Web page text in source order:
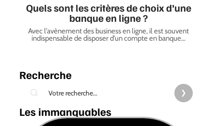
Quels sont les critères de choix d’une
banque en ligne ?
Avec l’avènement des business en ligne, il est souvent
indispensable de disposer d’un compte en banque…
Recherche
Les immanquables